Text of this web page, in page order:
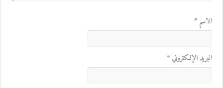
الاسم*
البريد الإلكتروني*